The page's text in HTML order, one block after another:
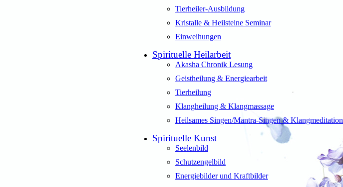
Tierheiler-Ausbildung
Kristalle & Heilsteine Seminar
Einweihungen
Spirituelle Heilarbeit
Akasha Chronik Lesung
Geistheilung & Energiearbeit
Tierheilung
Klangheilung & Klangmassage
Heilsames Singen/Mantra-Singen & Klangmeditation
Spirituelle Kunst
Seelenbild
Schutzengelbild
Energiebilder und Kraftbilder